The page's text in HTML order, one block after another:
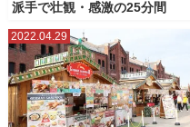
派手で壮観・感激の25分間
2022.04.29